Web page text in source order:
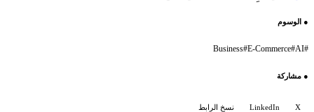
●الوسوم
AI
#
E-Commerce
#
Business
●مشاركة
LinkedIn نسخ الرابط